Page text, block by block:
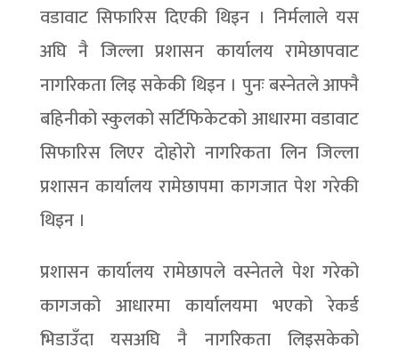
वडावाट सिफारिस दिएकी थिइन । निर्मलाले यस
अघि नै जिल्ला प्रशासन कार्यालय रामेछापवाट
नागरिकता लिइ सकेकी थिइन । पुनः बस्नेतले आफ्नै
बहिनीको स्कुलको सर्टिफिकेटको आधारमा वडावाट
सिफारिस लिएर दोहोरो नागरिकता लिन जिल्ला
प्रशासन कार्यालय रामेछापमा कागजात पेश गरेकी
थिइन ।
प्रशासन कार्यालय रामेछापले वस्नेतले पेश गरेको
कागजको आधारमा कार्यालयमा भएको रेकर्ड
भिडाउँदा यसअघि नै नागरिकता लिइसकेको